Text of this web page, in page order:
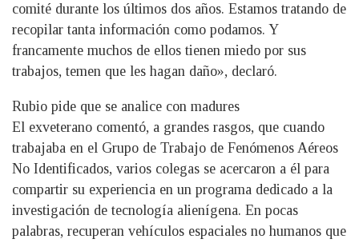
comité durante los últimos dos años. Estamos tratando de
recopilar tanta información como podamos. Y
francamente muchos de ellos tienen miedo por sus
trabajos, temen que les hagan daño», declaró.
Rubio pide que se analice con madures
El exveterano comentó, a grandes rasgos, que cuando
trabajaba en el Grupo de Trabajo de Fenómenos Aéreos
No Identificados, varios colegas se acercaron a él para
compartir su experiencia en un programa dedicado a la
investigación de tecnología alienígena. En pocas
palabras, recuperan vehículos espaciales no humanos que